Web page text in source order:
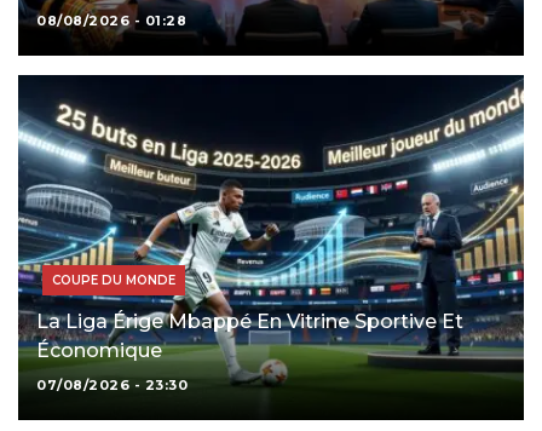
08/08/2026 - 01:28
COUPE DU MONDE
La Liga Érige Mbappé En Vitrine Sportive Et
Économique
07/08/2026 - 23:30